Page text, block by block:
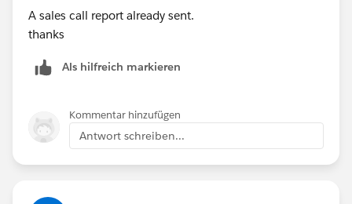
A sales call report already sent.
thanks
Als hilfreich markieren
Kommentar hinzufügen
Antwort schreiben...